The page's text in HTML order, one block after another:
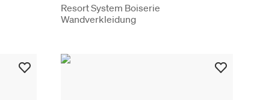
Resort System Boiserie
Wandverkleidung